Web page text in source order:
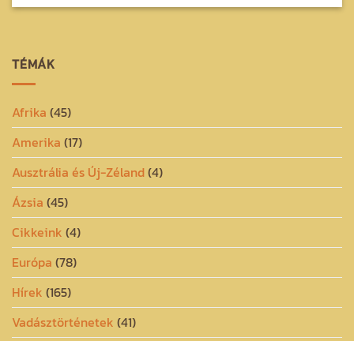
TÉMÁK
Afrika (45)
Amerika (17)
Ausztrália és Új-Zéland(4)
Ázsia (45)
Cikkeink (4)
Európa (78)
Hírek (165)
Vadásztörténetek (41)